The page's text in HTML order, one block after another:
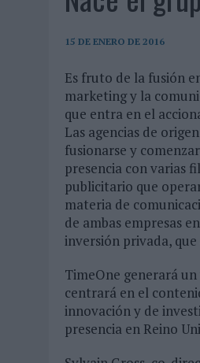
07/08/2026
| EL VERANO
07/08/2026 | VUELING
06/08/2026 | ‘LA VUELTA’,
06/08/2026 | SIETE DE CADA
06/08/2026
| LA TELEVISIÓN
06/08/2026 | EL USO DE LA
06/08/2026
SYSTEM1
06/08/2026 | FRIGO Y
06/08/2026 | LA IA ESTÁ
05/08/2026 | BEON
05/08/2026 | FABRA
05/08/2026 |
LOPESAN
LUIS
15 DE ENERO DE 2016
Es fruto de la fusión
marketing y la
que entra en el
Las agencias de
fusionarse y
presencia con varias
publicitario que
materia de
de ambas empresas
inversión privada,
TimeOne generará
centrará en el
innovación y de
presencia en Reino